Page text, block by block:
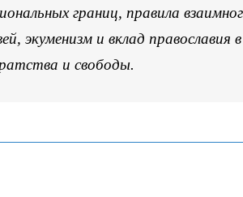
границ, правила
экуменизм и вклад православия
и свободы.